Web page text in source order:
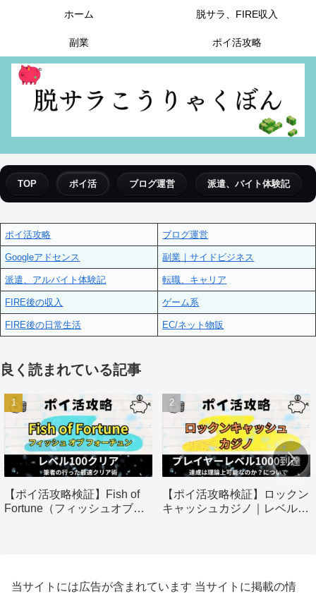
ホーム 脱サラ、FIRE収入
副業 ポイ活攻略
TOP ポイ活 ブログ運営 派遣、バイト体験記
ポイ活攻略 ブログ運営
Googleアドセンス 副業｜サイドビジネス
派遣、アルバイト体験記 転職、キャリア
FIRE後の収入 ゲーム系
FIRE後の日常生活 EC/ネット物販
良く読まれている記事
【ポイ活攻略検証】Fish of
Fortune（フィッシュオブフ
【ポイ活攻略検証】ロックン
キャッシュカジノ｜レベル
当サイトには広告が含まれています 当サイトに掲載の情